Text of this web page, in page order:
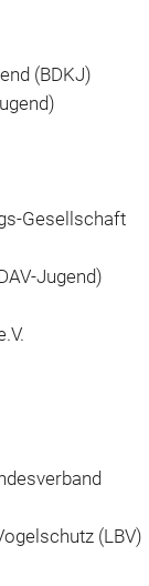
(BDKJ)
Gesellschaft
Jugend)
(LBV)